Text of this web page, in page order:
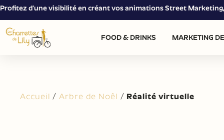
Profitez d’une visibilité en créant vos animations Street
FOOD & DRINKS MARKETING
Accueil /Arbre de Noêl / Réalité virtuelle